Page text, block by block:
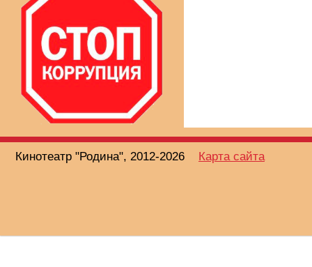
Кинотеатр "Родина", 2012-2026 Карта сайта